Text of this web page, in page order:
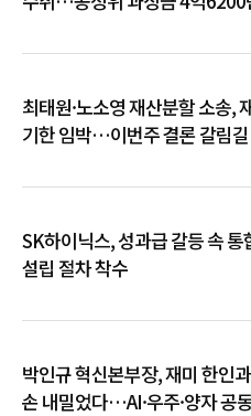
최태원·노소영 재산분할 소송,
기한 임박…이번주 결론 갈림길
SK하이닉스, 성과급 갈등 속 통
설립 절차 착수
박인규 혁신본부장, 재미 한인
손 내밀었다…AI·우주·양자 공